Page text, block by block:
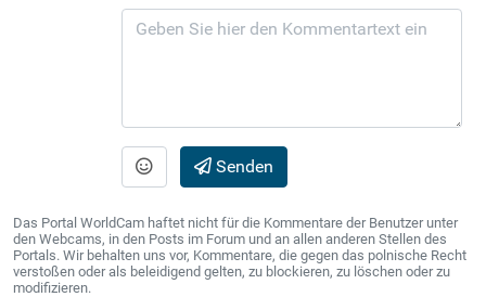
Senden
Das Portal WorldCam haftet nicht für die Kommentare der Benutzer unter
den Webcams, in den Posts im Forum und an allen anderen Stellen des
Portals. Wir behalten uns vor, Kommentare, die gegen das polnische Recht
verstoßen oder als beleidigend gelten, zu blockieren, zu löschen oder zu
modifizieren.